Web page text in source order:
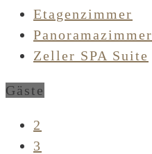
Etagenzimmer
Panoramazimmer
Zeller SPA Suite
Gäste
2
3